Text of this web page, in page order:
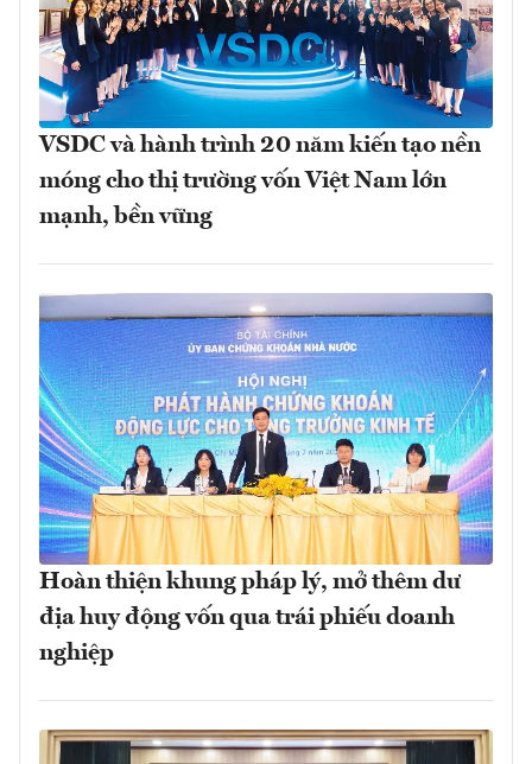
VSDC và hành trình 20 năm kiến tạo nền
móng cho thị trường vốn Việt Nam lớn
mạnh, bền vững
Hoàn thiện khung pháp lý, mở thêm dư
địa huy động vốn qua trái phiếu doanh
nghiệp